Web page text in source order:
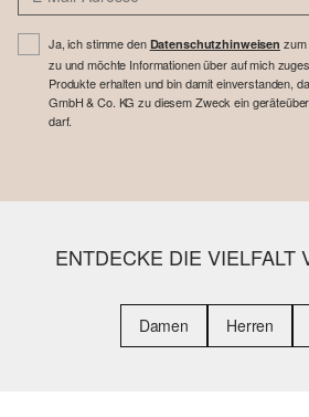
Ja, ich stimme den Datenschutzhinweisen zum
zu und möchte Informationen über auf mich
Produkte erhalten und bin damit einverstanden,
GmbH & Co. KG zu diesem Zweck ein
darf.
ENTDECKE DIE VIELFALT
Damen Herren